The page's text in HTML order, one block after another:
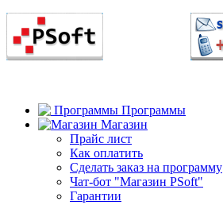
Программы
Магазин
Прайс лист
Как оплатить
Сделать заказ на программу
Чат-бот "Магазин PSoft"
Гарантии